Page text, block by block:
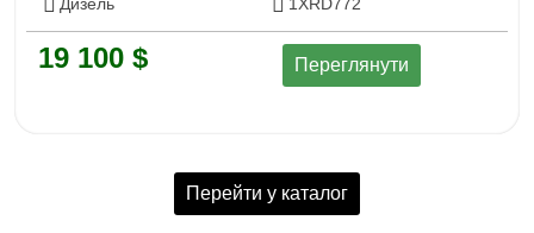
19 100 $ Переглянути
Перейти у каталог